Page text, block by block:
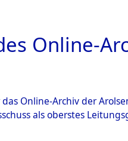
Online-
Online-Archiv der
als oberstes